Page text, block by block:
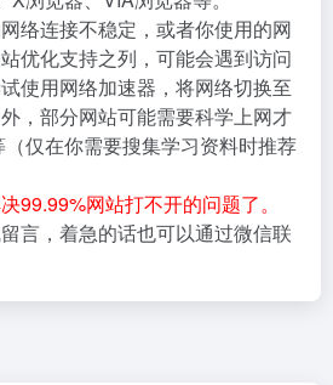
网络连接不稳定，或者你使用的网
优化支持之列，可能会遇到访问
使用网络加速器，将网络切换至
，部分网站可能需要科学上网才
仅在你需要搜集学习资料时推荐
99.99%网站打不开的问题了。
言，着急的话也可以通过微信联